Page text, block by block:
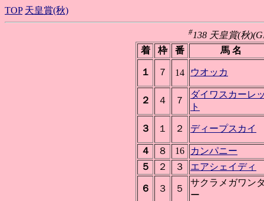
TOP 天皇賞(秋)
#138 天皇賞(秋
着
枠 番 馬 名
１ ７ 14 ウオッカ
２ ４ ７
ダイワスカーレ
ト
３ １ ２ ディープスカイ
４ ８ 16
カンパニー
５
２ ３ エアシェイディ
６ ３ ５
サクラメガワン
ー